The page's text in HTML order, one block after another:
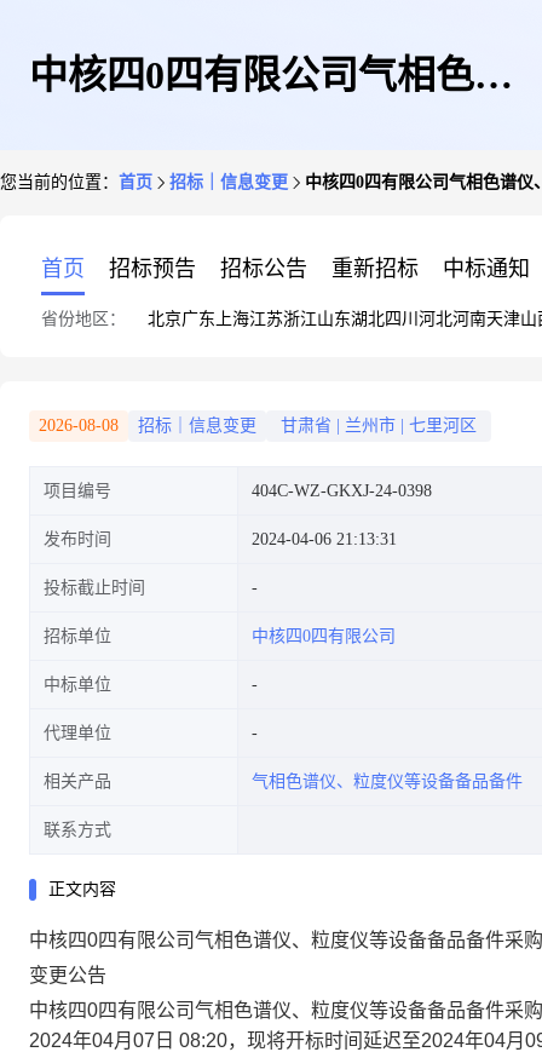
中核四0四有限公司气相色谱
第2次变更公告
您当前的位置： 首页 招标｜信息变更 中核四0四有限公司气相色谱
首页 招标预告 招标公告 重新招标 中标通知
省份地区： 北京广东 上海江苏浙江山东湖北四川 河北河南天津山
2026-08-08 招标｜信息变更 甘肃省 兰州市 七里河区
项目编号 404C-WZ-GKXJ-24-0398
发布时间 2024-04-06 21:13:31
投标截止时间
招标单位 中核四0四有限公司
中标单位
代理单位
相关产品 气相色谱仪、粒度仪等设备备品备件
联系方式
正文内容
中核四0四有限公司气相色谱仪、粒度仪等设备备品备件采
变更公告
中核四0四有限公司气相色谱仪、粒度仪等设备备品备件采
2024年04月 07 日 08:20，现将开标时间延迟至2024年04月